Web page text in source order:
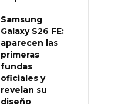
Samsung
Galaxy S26 FE:
aparecen las
primeras
fundas
oficiales y
revelan su
diseño